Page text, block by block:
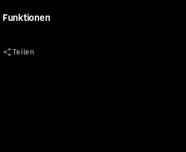
Funktionen